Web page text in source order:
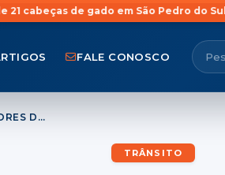
gado em São Pedro do Sul Venda de
FALE CONOSCO
JOVEM É PRESO POR SUBTRAIR VALORES DA CONTA BANCÁRIA DA SOGRA
TRÂNSITO